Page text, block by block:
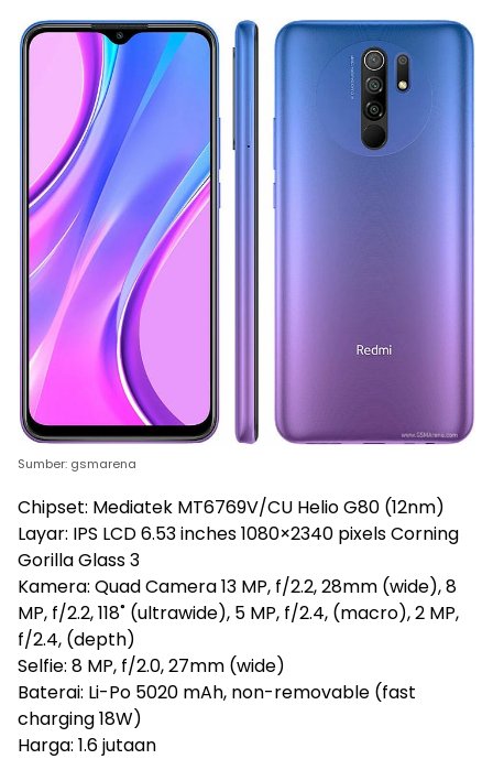
Sumber: gsmarena
Chipset: Mediatek MT6769V/CU Helio G80 (12nm)
Layar: IPS LCD 6.53 inches 1080×2340 pixels Corning
Gorilla Glass 3
Kamera: Quad Camera 13 MP, f/2.2, 28mm (wide), 8
MP, f/2.2, 118˚ (ultrawide), 5 MP, f/2.4, (macro), 2 MP,
f/2.4, (depth)
Selfie: 8 MP, f/2.0, 27mm (wide)
Baterai: Li-Po 5020 mAh, non-removable (fast
charging 18W)
Harga: 1.6 jutaan